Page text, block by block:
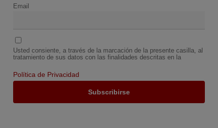
Email
Usted consiente, a través de la marcación de la presente casilla, al
tratamiento de sus datos con las finalidades descritas en la
Política de Privacidad